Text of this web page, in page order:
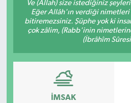
Ve (Allah) size istediğiniz
Eğer Allâh'ın verdiği nimetleri
bitiremezsiniz. Şüphe yok ki
çok zâlim, (Rabb'inin
(İbrâhîm
İMSAK